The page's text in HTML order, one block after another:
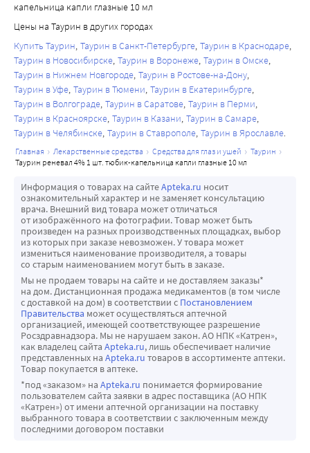
капельница капли глазные 10 мл
Цены на Таурин в других городах
Купить Таурин Таурин в Санкт-Петербурге Таурин в Краснодаре
Таурин в Новосибирске Таурин в Воронеже Таурин в Омске
Таурин в Нижнем Новгороде Таурин в Ростове-на-Дону
Таурин в Уфе Таурин в Тюмени Таурин в Екатеринбурге
Таурин в Волгограде Таурин в Саратове Таурин в Перми
Таурин в Красноярске Таурин в Казани Таурин в Самаре
Таурин в Челябинске Таурин в Ставрополе Таурин в Ярославле
главная лекарственные средства средства для глаз и ушей
таурин
таурин реневал 4% 1 шт. тюбик-капельница капли глазные 10 мл
Информация о товарах на сайтеApteka.ru носит
ознакомительный характер и не заменяет консультацию
врача. Внешний вид товара может отличаться
от изображённого на фотографии. Товар может быть
произведен на разных производственных площадках, выбор
из которых при заказе невозможен. У товара может
измениться наименование производителя, а товары
со старым наименованием могут быть в заказе.
Мы не продаем товары на сайте и не доставляем заказы*
на дом. Дистанционная продажа медикаментов (в том числе
с доставкой на дом) в соответствии с Постановлением
Правительства может осуществляться аптечной
организацией, имеющей соответствующее разрешение
Росздравнадзора. Мы не нарушаем закон. АО НПК «Катрен»,
как владелец сайта Apteka.ru, лишь обеспечивает наличие
представленных на Apteka.ru товаров в ассортименте аптеки.
Товар покупается в аптеке.
*под «заказом» на Apteka.ru понимается формирование
пользователем сайта заявки в адрес поставщика (АО НПК
«Катрен») от имени аптечной организации на поставку
выбранного товара в соответствии с заключенным между
последними договором поставки